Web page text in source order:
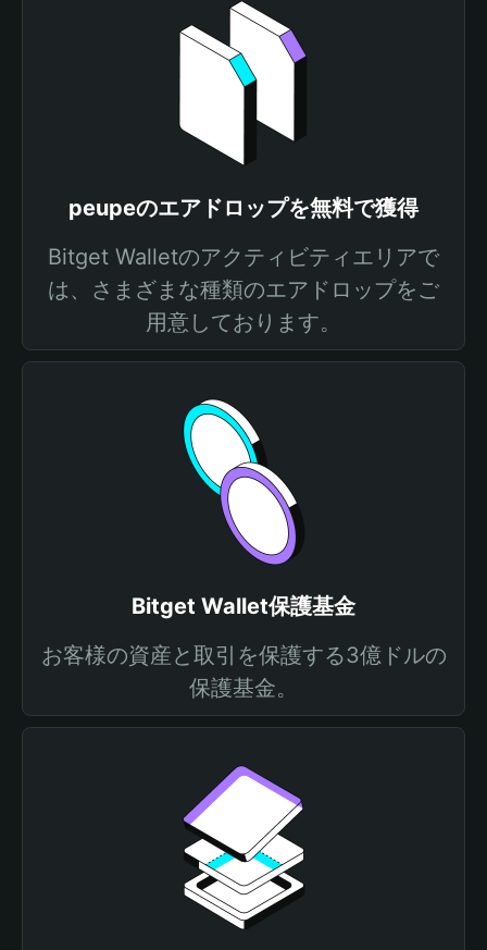
peupeのエアドロップを無料で獲得
Bitget Walletのアクティビティエリアで
は、さまざまな種類のエアドロップをご
用意しております。
Bitget Wallet保護基金
お客様の資産と取引を保護する3億ドルの
保護基金。